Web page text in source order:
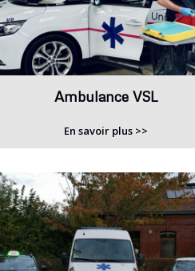
Ambulance VSL
En savoir plus >>